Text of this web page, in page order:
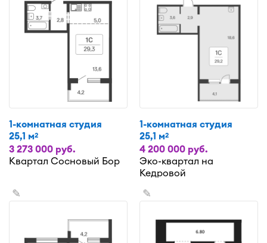
1-комнатная студия
25,1 м2
3 273 000 руб.
Квартал Сосновый Бор
1-комнатная студия
25,1 м2
4 200 000 руб.
Эко-квартал на
Кедровой
✎ ✎